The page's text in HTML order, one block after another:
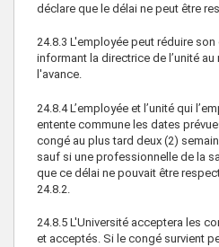
déclare que le délai ne peut être
24.8.3 L'employée peut réduire
informant la directrice de l’unité
l'avance.
24.8.4L’employée et l’unité qui
entente commune les dates
congé au plus tard deux (2)
sauf si une professionnelle de la
que ce délai ne pouvait être
24.8.2.
24.8.5 L'Université acceptera les
et acceptés. Si le congé survient